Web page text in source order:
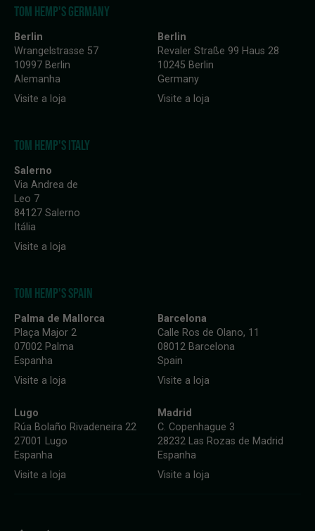
TOM HEMP'S GERMANY
Berlin
Wrangelstrasse 57
10997 Berlin
Alemanha
Visite a loja
Berlin
Revaler Straße 99 Haus 28
10245 Berlin
Germany
Visite a loja
TOM HEMP'S ITALY
Salerno
Via Andrea de
Leo 7
84127 Salerno
Itália
Visite a loja
TOM HEMP'S SPAIN
Palma de Mallorca
Plaça Major 2
07002 Palma
Espanha
Visite a loja
Barcelona
Calle Ros de Olano, 11
08012 Barcelona
Spain
Visite a loja
Lugo
Rúa Bolaño Rivadeneira 22
27001 Lugo
Espanha
Visite a loja
Madrid
C. Copenhague 3
28232 Las Rozas de Madrid
Espanha
Visite a loja